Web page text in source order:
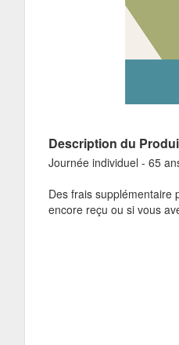
Description du
Journée individuel - 65
Des frais supplémentaire
encore reçu ou si vous